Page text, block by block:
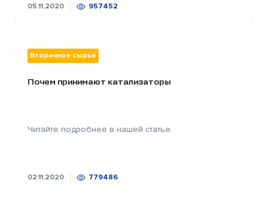
05.11.2020 957452
Вторичное сырье
Почем принимают катализаторы
Читайте подробнее в нашей статье.
02.11.2020 779486